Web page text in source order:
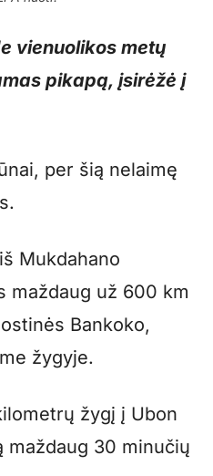
vienuolikos metų
pikapą, įsirėžė į
per šią nelaimę
Mukdahano
maždaug už 600 km
Bankoko,
žygyje.
žygį į Ubon
maždaug 30 minučių